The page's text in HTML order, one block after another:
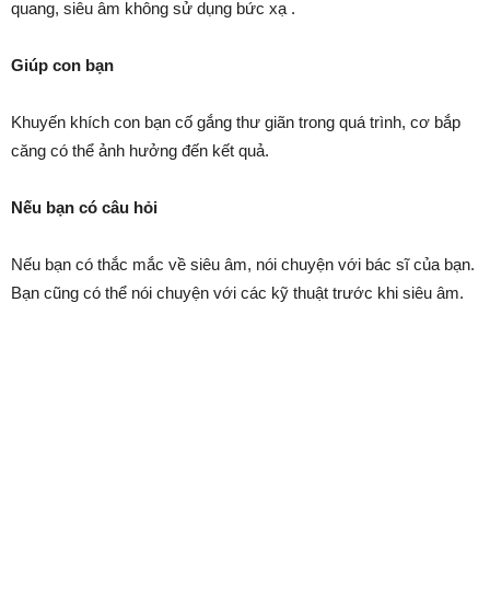
quang, siêu âm không sử dụng bức xạ .
Giúp con bạn
Khuyến khích con bạn cố gắng thư giãn trong quá trình, cơ bắp
căng có thể ảnh hưởng đến kết quả.
Nếu bạn có câu hỏi
Nếu bạn có thắc mắc về siêu âm, nói chuyện với bác sĩ của bạn.
Bạn cũng có thể nói chuyện với các kỹ thuật trước khi siêu âm.